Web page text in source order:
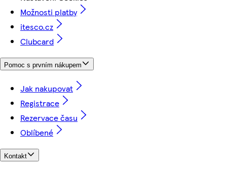
Možnosti platby
itesco.cz
Clubcard
Pomoc s prvním nákupem
Jak nakupovat
Registrace
Rezervace času
Oblíbené
Kontakt